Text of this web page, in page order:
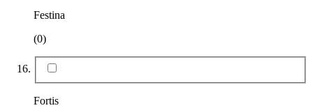
Festina
(0)
Fortis